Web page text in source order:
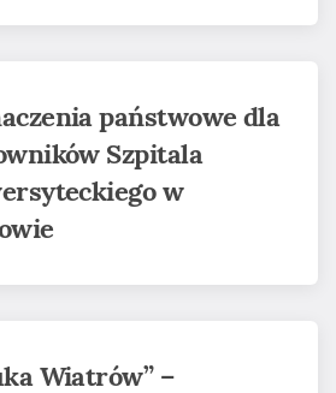
państwowe dla
Szpitala
w
Wiatrów” –